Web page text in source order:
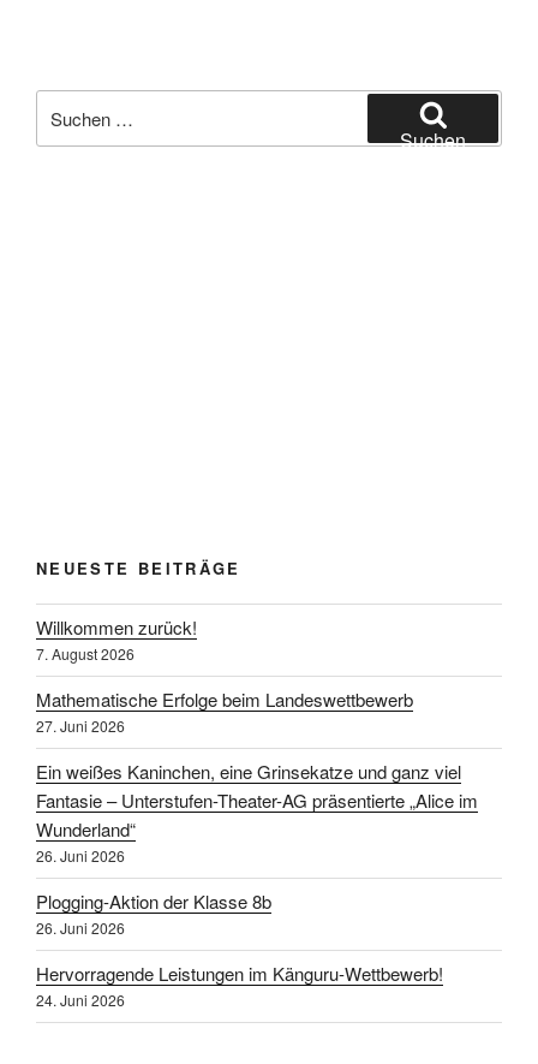
nach:
Suchen
NEUESTE BEITRÄGE
Willkommen zurück!
7. August 2026
Mathematische Erfolge beim Landeswettbewerb
27. Juni 2026
Ein weißes Kaninchen, eine Grinsekatze und ganz viel
Fantasie – Unterstufen-Theater-AG präsentierte „Alice im
Wunderland“
26. Juni 2026
Plogging-Aktion der Klasse 8b
26. Juni 2026
Hervorragende Leistungen im Känguru-Wettbewerb!
24. Juni 2026